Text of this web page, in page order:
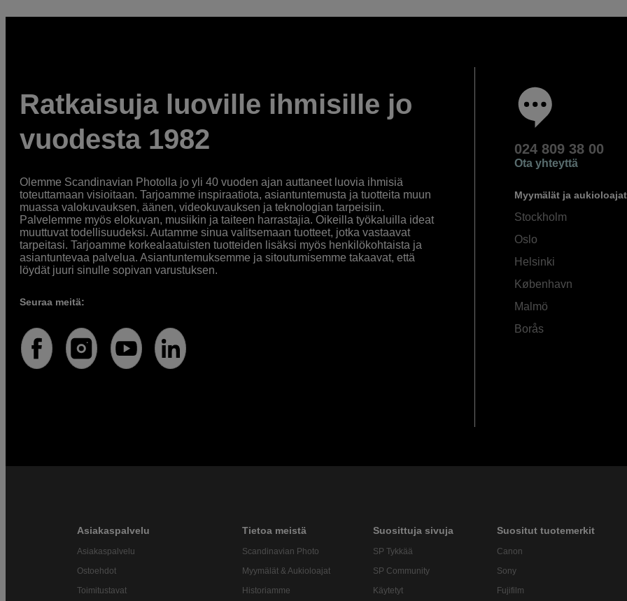
Ratkaisuja luoville ihmisille jo
vuodesta 1982
Olemme Scandinavian Photolla jo yli 40 vuoden ajan auttaneet luovia ihmisiä
toteuttamaan visioitaan. Tarjoamme inspiraatiota, asiantuntemusta ja tuotteita muun
muassa valokuvauksen, äänen, videokuvauksen ja teknologian tarpeisiin.
Palvelemme myös elokuvan, musiikin ja taiteen harrastajia. Oikeilla työkaluilla ideat
muuttuvat todellisuudeksi. Autamme sinua valitsemaan tuotteet, jotka vastaavat
tarpeitasi. Tarjoamme korkealaatuisten tuotteiden lisäksi myös henkilökohtaista ja
asiantuntevaa palvelua. Asiantuntemuksemme ja sitoutumisemme takaavat, että
löydät juuri sinulle sopivan varustuksen.
Seuraa meitä:
024 809 38 00
Ota yhteyttä
Myymälät ja aukioloajat
Stockholm
Oslo
Helsinki
København
Malmö
Borås
Asiakaspalvelu
Asiakaspalvelu
Ostoehdot
Toimitustavat
Tietoa meistä
Scandinavian Photo
Myymälät & Aukioloajat
Historiamme
Suosittuja sivuja
SP Tykkää
SP Community
Käytetyt
Suositut tuotemerkit
Canon
Sony
Fujifilm